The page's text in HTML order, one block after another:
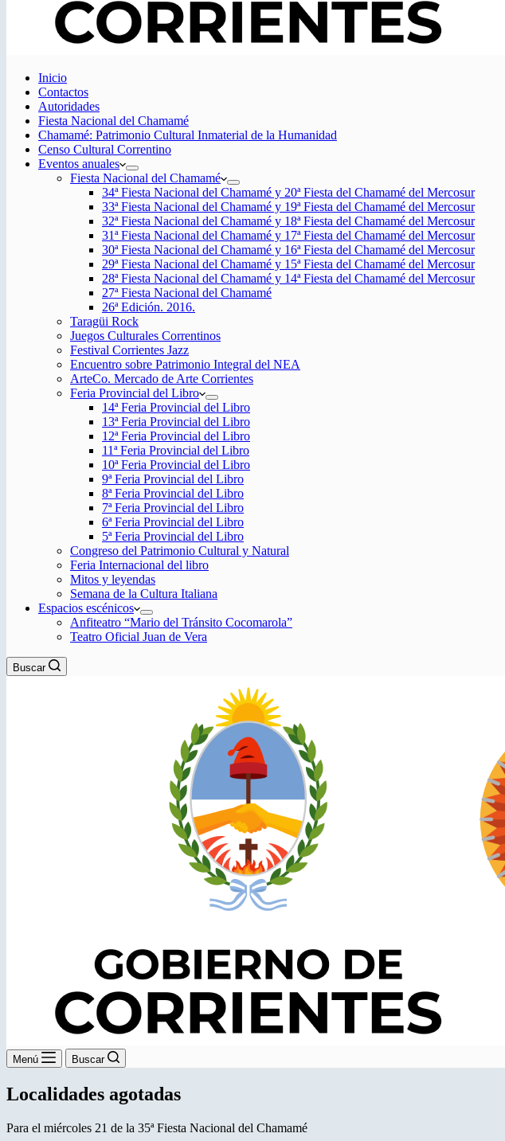
Inicio
Contactos
Autoridades
Fiesta Nacional del Chamamé
Chamamé: Patrimonio Cultural Inmaterial de la Humanidad
Censo Cultural Correntino
Eventos anuales
Fiesta Nacional del Chamamé
34ª Fiesta Nacional del Chamamé y 20ª Fiesta del Chamamé del Mercosur
33ª Fiesta Nacional del Chamamé y 19ª Fiesta del Chamamé del Mercosur
32ª Fiesta Nacional del Chamamé y 18ª Fiesta del Chamamé del Mercosur
31ª Fiesta Nacional del Chamamé y 17ª Fiesta del Chamamé del Mercosur
30ª Fiesta Nacional del Chamamé y 16ª Fiesta del Chamamé del Mercosur
29ª Fiesta Nacional del Chamamé y 15ª Fiesta del Chamamé del Mercosur
28ª Fiesta Nacional del Chamamé y 14ª Fiesta del Chamamé del Mercosur
27ª Fiesta Nacional del Chamamé
26ª Edición. 2016.
Taragüi Rock
Juegos Culturales Correntinos
Festival Corrientes Jazz
Encuentro sobre Patrimonio Integral del NEA
ArteCo. Mercado de Arte Corrientes
Feria Provincial del Libro
14ª Feria Provincial del Libro
13ª Feria Provincial del Libro
12ª Feria Provincial del Libro
11ª Feria Provincial del Libro
10ª Feria Provincial del Libro
9ª Feria Provincial del Libro
8ª Feria Provincial del Libro
7ª Feria Provincial del Libro
6ª Feria Provincial del Libro
5ª Feria Provincial del Libro
Congreso del Patrimonio Cultural y Natural
Feria Internacional del libro
Mitos y leyendas
Semana de la Cultura Italiana
Espacios escénicos
Anfiteatro “Mario del Tránsito Cocomarola”
Teatro Oficial Juan de Vera
Buscar
Menú Buscar
Localidades agotadas
Para el miércoles 21 de la 35ª Fiesta Nacional del Chamamé